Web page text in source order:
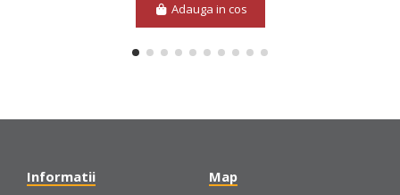
Adauga in cos
Informatii Map